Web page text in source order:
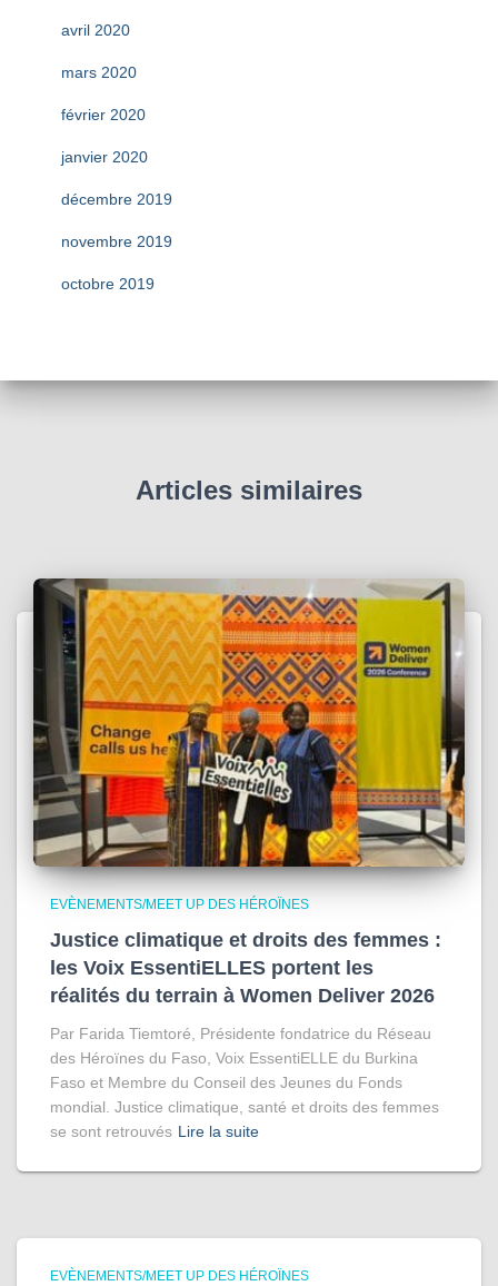
avril 2020
mars 2020
février 2020
janvier 2020
décembre 2019
novembre 2019
octobre 2019
Articles similaires
EVÈNEMENTS/MEET UP DES HÉROÏNES
Justice climatique et droits des femmes :
les Voix EssentiELLES portent les
réalités du terrain à Women Deliver 2026
Par Farida Tiemtoré, Présidente fondatrice du Réseau
des Héroïnes du Faso, Voix EssentiELLE du Burkina
Faso et Membre du Conseil des Jeunes du Fonds
mondial. Justice climatique, santé et droits des femmes
se sont retrouvés Lire la suite
EVÈNEMENTS/MEET UP DES HÉROÏNES